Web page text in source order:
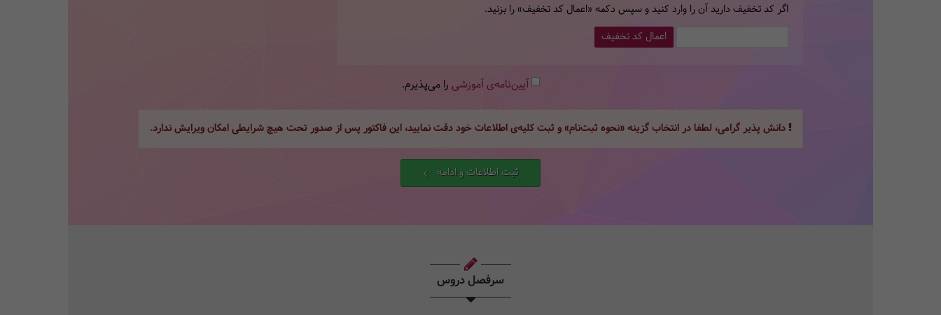
اگر کد تخفیف دارید آن را وارد کنید و سپس دکمه «اعمال کد تخفیف» را بزنید.
اعمال کد تخفیف
آیین‌نامه‌ی آموزشی را می‌پذیرم.
دانش پذیر گرامی، لطفا در انتخاب گزینه «نحوه ثبت‌نام» و ثبت کلیه‌ی اطلاعات خود دقت نمایید، این فاکتور پس از صدور تحت هیچ شرایطی امکان ویرایش ندارد.
ثبت اطلاعات و ادامه
سرفصل دروس